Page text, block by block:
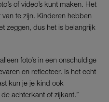
of video’s kunt maken. Het
te zijn. Kinderen hebben
zeggen, dus het is belangrijk
foto’s in een onschuldige
en reflecteer. Is het echt
kun je je kind ook
achterkant of zijkant.”